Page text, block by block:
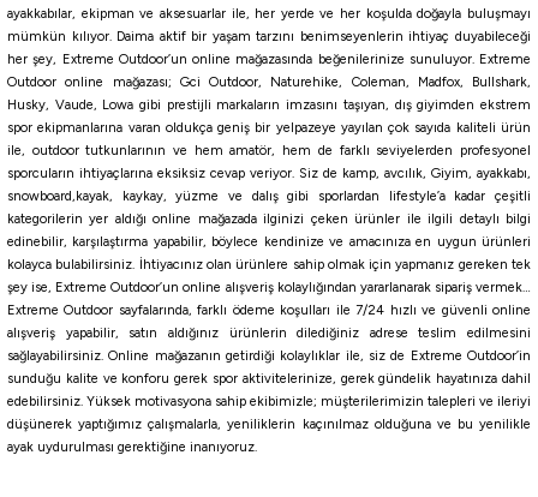
%10
Yeni
Thermos Icon IS251 0,53 Lt Pipetli Termos
1.659,60₺
1.844,00₺
Havale ile 1.576,62 ₺
ORANGE Navy
Hot Pink
%10
Yeni
Thermos
Thermos Icon IS111 0,71 Lt Cold Tumbler Pipetli Termos
2.024,10₺
2.249,00
ayakkabılar, ekipman ve aksesuarlar ile, her yerde ve her koşulda doğayla buluşmayı
mümkün kılıyor. Daima aktif bir yaşam tarzını benimseyenlerin ihtiyaç duyabileceği
her şey, Extreme Outdoor’un online mağazasında beğenilerinize sunuluyor. Extreme
Outdoor online mağazası; Gci Outdoor, Naturehike, Coleman, Madfox, Bullshark,
Husky, Vaude, Lowa gibi prestijli markaların imzasını taşıyan, dış giyimden ekstrem
spor ekipmanlarına varan oldukça geniş bir yelpazeye yayılan çok sayıda kaliteli ürün
ile, outdoor tutkunlarının ve hem amatör, hem de farklı seviyelerden profesyonel
sporcuların ihtiyaçlarına eksiksiz cevap veriyor. Siz de kamp, avcılık, Giyim, ayakkabı,
snowboard,kayak, kaykay, yüzme ve dalış gibi sporlardan lifestyle’a kadar çeşitli
kategorilerin yer aldığı online mağazada ilginizi çeken ürünler ile ilgili detaylı bilgi
edinebilir, karşılaştırma yapabilir, böylece kendinize ve amacınıza en uygun ürünleri
kolayca bulabilirsiniz. İhtiyacınız olan ürünlere sahip olmak için yapmanız gereken tek
şey ise, Extreme Outdoor’un online alışveriş kolaylığından yararlanarak sipariş vermek…
Extreme Outdoor sayfalarında, farklı ödeme koşulları ile 7/24 hızlı ve güvenli online
alışveriş yapabilir, satın aldığınız ürünlerin dilediğiniz adrese teslim edilmesini
sağlayabilirsiniz. Online mağazanın getirdiği kolaylıklar ile, siz de Extreme Outdoor’in
sunduğu kalite ve konforu gerek spor aktivitelerinize, gerek gündelik hayatınıza dahil
edebilirsiniz. Yüksek motivasyona sahip ekibimizle; müşterilerimizin talepleri ve ileriyi
düşünerek yaptığımız çalışmalarla, yeniliklerin kaçınılmaz olduğuna ve bu yenilikle
ayak uydurulması gerektiğine inanıyoruz.